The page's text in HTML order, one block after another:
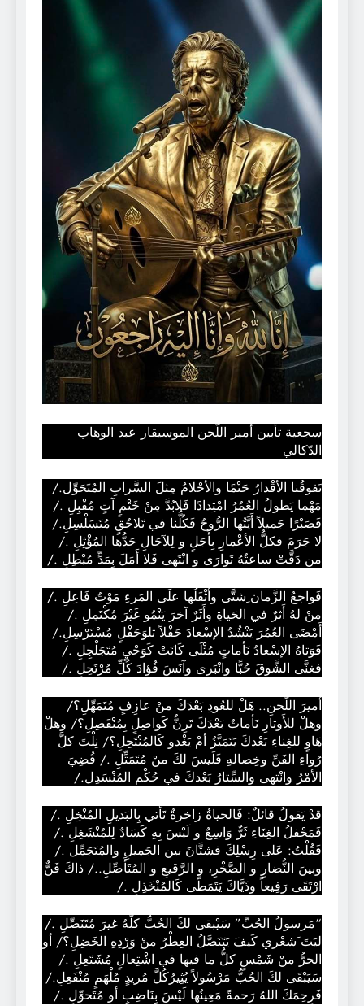
سجعية تأبين أمير اللّحن الموسيقار عبد الوهاب
الدّكالي
تَفوقُنا الأقْدارُ حَتْمًا والأحْلامُ مِثلَ السََّرابِ المُتَحَوِّل./
مَهْما يَطولُ العُمُرُ امْتِدادًا فَلابُدَّ مِنْ خَتْمٍ آتٍ مُقْبِلِ ./
فَصَبْرًا جَميلاً أَيَّتُها الرُّوحُ فَكُلُّنا في تَلاحُقٍ مُتَسَلْسِلِ./
لا جَرَمَ فكلُّ الأعْمارِ بِأَجَلٍ و لِلآجَالِ حَدُّها المُؤْثِلِ ./
من دَقَّتْ ساعتُهُ تَوارَى و انْتَهى فَلا أَمَلَ بِمَدٍّ مُبْطِلِ ./
فَواجعُ الزَّمان ِشتَّى وأَثْقَلُها علَى المَرءِ مَوْتُ فَاعِلِ ./
منْ لهُ أَثرٌ في الحَياةِ وأَثَرٌ آخرَ يَنْمُو غَيْرَ مُكْتَمِلِ ./
أَمْضَى العُمُرَ يَنْشُدُ الإسْعادَ حَفْلاً تلوَحَفْلٍ مُسْتَرْسِلِ./
فَوَتاهُ الإسْعادُ نََأماتٍ مُثْلَى كَانَتْ كَوَحْيٍ مُتَجَلْجِلِ ./
فغنَّى الشَّوقَ حُبًّا وانْبَرى وآنَسَ فُؤادَ كُلِّ مُرْتَحِلِ ./
أَميرَ اللَّحنِ.. هَلْ للعُودِ بَعْدَكَ منْ عازِفٍ مُتَمَهِّلِ؟/
وهلْ للأَوتارِ نَأماتٌ بَعْدَكَ تَرِنُّ كَواصِلٍ بِمُنْفَصِلِ؟/ وهلْ
هَاوٍ للغِناءِ بَعْدكَ يَتَمَيَّزُ أمْ يَغْدو كَالمُنْتَحِلِ؟/ نِلْتَ كلَّ
رُواءِ الفَنِّ وخِصالهِ فَلَيسَ لكَ منْ مُتَمَثِّلِ ./ قُضِيَ
الأمْرُ وانْتهى والسِّتارُ بَعْدكَ في حُكْمِ المُنْسَدِل./
قدْ يَقولُ قائلٌ: فَالحياةُ زاخرةٌ تَأتي بِالبَديلِ المُنْخِلِ ./
فَمَحْفلُ الغِنَاءِ ثَرٌّ وَاسِعٌ و لَيْسَ بِهِ كَسَادٌ لِلمُنْشَغِلِ ./
فَقُلْتُ: عَلى رِسْلِكَ فشتَّانَ بين الجَميلِ والمُتَجَمِّل ./
وبينَ النُّضارِ و الصَّخْرِ، و الرَّقيعِ و المُتَأَصِّلِ../ ذاكَ فَنٌّ
ارْتَقَى رَفِيعاً وذَيَّاكَ يَتَمَطَّى كَالمُنْخَذِلِ ./
“مَرسولُ الحُبِّ” سَيْبقى لكَ الحُبُّ كلُّهُ غيرَ مُتَنَصِّلِ ./
ليَتَ َشعْري كَيفَ يَتَنَصَّلُ العِطْرُ منْ وَرْدِهِ الخَضِلِ؟/ أو
الحرُّ منْ شَمْسٍ كلُّ ما فيها في اشْتِعالٍ مُشَتَعِلِ ./
سَيَبْقَى لكَ الحُبُّ مَرْسُولاً يُثِيرُكُلَّ مُريدٍ مُلْهَمٍ مُنْفَعِلِ./
فَرِحِمَكَ اللهُ رَحمةً مَعِينُها لَيْسَ بِنَاضِبٍ أو مُتَحوِّلِ ./